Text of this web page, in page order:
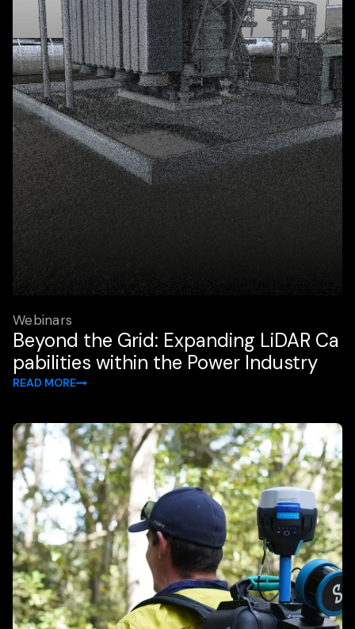
Webinars
Beyond the Grid: Expanding LiDAR Ca
pabilities within the Power Industry
READ MORE